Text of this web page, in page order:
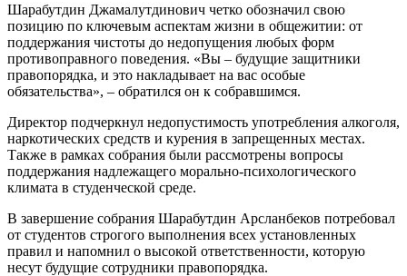
Шарабутдин Джамалутдинович четко обозначил свою
позицию по ключевым аспектам жизни в общежитии: от
поддержания чистоты до недопущения любых форм
противоправного поведения. «Вы – будущие защитники
правопорядка, и это накладывает на вас особые
обязательства», – обратился он к собравшимся.
Директор подчеркнул недопустимость употребления алкоголя,
наркотических средств и курения в запрещенных местах.
Также в рамках собрания были рассмотрены вопросы
поддержания надлежащего морально-психологического
климата в студенческой среде.
В завершение собрания Шарабутдин Арсланбеков потребовал
от студентов строгого выполнения всех установленных
правил и напомнил о высокой ответственности, которую
несут будущие сотрудники правопорядка.